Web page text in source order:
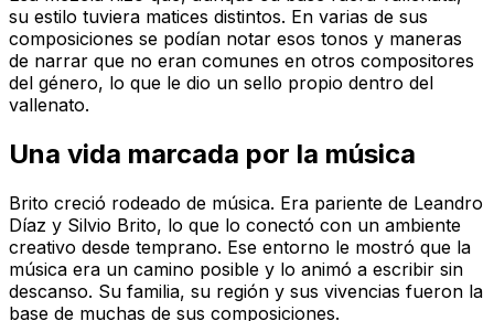
su estilo tuviera matices distintos. En varias de sus
composiciones se podían notar esos tonos y maneras
de narrar que no eran comunes en otros compositores
del género, lo que le dio un sello propio dentro del
vallenato.
Una vida marcada por la música
Brito creció rodeado de música. Era pariente de Leandro
Díaz y Silvio Brito, lo que lo conectó con un ambiente
creativo desde temprano. Ese entorno le mostró que la
música era un camino posible y lo animó a escribir sin
descanso. Su familia, su región y sus vivencias fueron la
base de muchas de sus composiciones.